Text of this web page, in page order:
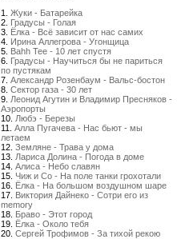
1. Жуки - Батарейка
2. Градусы - Голая
3. Ёлка - Всё зависит от нас самих
4. Ирина Аллегрова - Угонщица
5. Bahh Tee - 10 лет спустя
6. Градусы - Научиться бы не париться
по пустякам
7. Александр Розенбаум - Вальс-бостон
8. Сектор газа - 30 лет
9. Леонид Агутин и Владимир Пресняков -
Аэропорты
10. Любэ - Березы
11. Алла Пугачева - Нас бьют - мы
летаем
12. Земляне - Трава у дома
13. Лариса Долина - Погода в доме
14. Алиса - Небо славян
15. Чиж и Со - На поле танки грохотали
16. Ёлка - На большом воздушном шаре
17. Виктория Дайнеко - Сотри его из
memory
18. Браво - Этот город
19. Ёлка - Около тебя
20. Сергей Трофимов - За тихой рекою